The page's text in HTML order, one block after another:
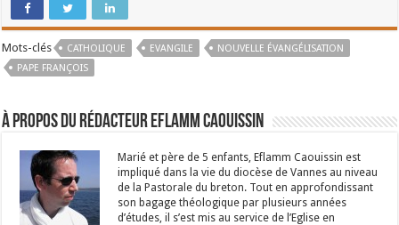
Mots-clés CATHOLIQUE EVANGILE
NOUVELLE ÉVANGÉLISATION
PAPE FRANÇOIS
À propos du rédacteur Eflamm Caouissin
Marié et père de 5 enfants, Eflamm Caouissin est
impliqué dans la vie du diocèse de Vannes au niveau
de la Pastorale du breton. Tout en approfondissant
son bagage théologique par plusieurs années
d’études, il s’est mis au service de l’Eglise en